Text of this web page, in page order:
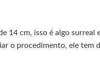
14 cm, isso é algo surreal
o procedimento, ele tem